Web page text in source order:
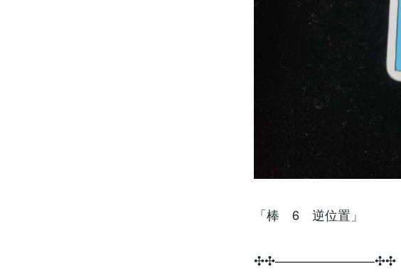
「棒 6 逆位置」
✣✣­­–­­–­­–­­–­­–­­–­­–­­–­­–­­–­­–­­–­­–­­–✣✣